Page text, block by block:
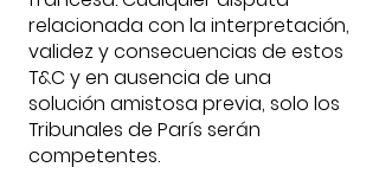
relacionada con la interpretación,
validez y consecuencias de estos
T&C y en ausencia de una
solución amistosa previa, solo los
Tribunales de París serán
competentes.